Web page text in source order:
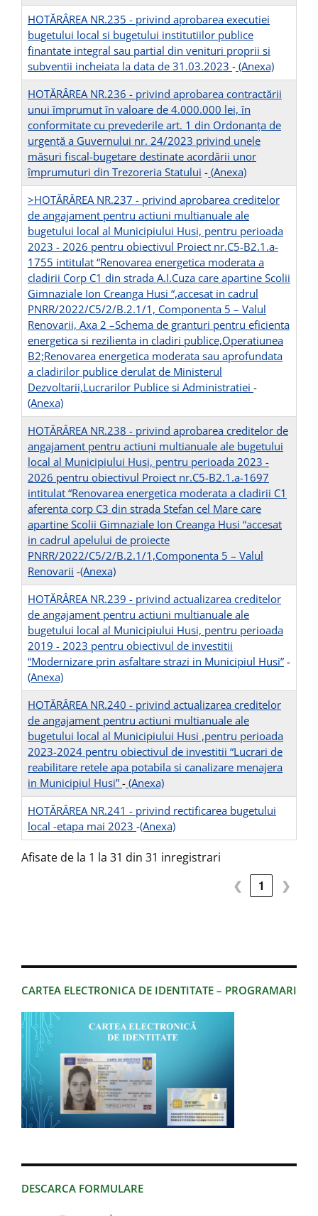
CARTEA ELECTRONICA DE IDENTITATE – PROGRAMARI
DESCARCA FORMULARE
HOTĂRÂREA NR.235 - privind aprobarea executiei
bugetului local si bugetului institutiilor publice
finantate integral sau partial din venituri proprii si
subventii incheiata la data de 31.03.2023 - (Anexa)
HOTĂRÂREA NR.236 - privind aprobarea contractării
unui împrumut în valoare de 4.000.000 lei, în
conformitate cu prevederile art. 1 din Ordonanța de
urgență a Guvernului nr. 24/2023 privind unele
măsuri fiscal-bugetare destinate acordării unor
împrumuturi din Trezoreria Statului - (Anexa)
>HOTĂRÂREA NR.237 - privind aprobarea creditelor
de angajament pentru actiuni multianuale ale
bugetului local al Municipiului Husi, pentru perioada
2023 - 2026 pentru obiectivul Proiect nr.C5-B2.1.a-
1755 intitulat “Renovarea energetica moderata a
cladirii Corp C1 din strada A.I.Cuza care apartine Scolii
Gimnaziale Ion Creanga Husi “,accesat in cadrul
PNRR/2022/C5/2/B.2.1/1, Componenta 5 – Valul
Renovarii, Axa 2 –Schema de granturi pentru eficienta
energetica si rezilienta in cladiri publice,Operatiunea
B2;Renovarea energetica moderata sau aprofundata
a cladirilor publice derulat de Ministerul
Dezvoltarii,Lucrarilor Publice si Administratiei -
(Anexa)
HOTĂRÂREA NR.238 - privind aprobarea creditelor de
angajament pentru actiuni multianuale ale bugetului
local al Municipiului Husi, pentru perioada 2023 -
2026 pentru obiectivul Proiect nr.C5-B2.1.a-1697
intitulat “Renovarea energetica moderata a cladirii C1
aferenta corp C3 din strada Stefan cel Mare care
apartine Scolii Gimnaziale Ion Creanga Husi “accesat
in cadrul apelului de proiecte
PNRR/2022/C5/2/B.2.1/1,Componenta 5 – Valul
Renovarii -(Anexa)
HOTĂRÂREA NR.239 - privind actualizarea creditelor
de angajament pentru actiuni multianuale ale
bugetului local al Municipiului Husi, pentru perioada
2019 - 2023 pentru obiectivul de investitii
“Modernizare prin asfaltare strazi in Municipiul Husi” -
(Anexa)
HOTĂRÂREA NR.240 - privind actualizarea creditelor
de angajament pentru actiuni multianuale ale
bugetului local al Municipiului Husi ,pentru perioada
2023-2024 pentru obiectivul de investitii “Lucrari de
reabilitare retele apa potabila si canalizare menajera
in Municipiul Husi” - (Anexa)
HOTĂRÂREA NR.241 - privind rectificarea bugetului
local -etapa mai 2023 -(Anexa)
Afisate de la 1 la 31 din 31 inregistrari
❮ 1 ❯